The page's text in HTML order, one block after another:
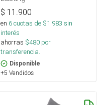
$ 11.900
en 6cuotas de $1.983 sin
interés
ahorras $480 por
transferencia.
Disponible
+5 Vendidos